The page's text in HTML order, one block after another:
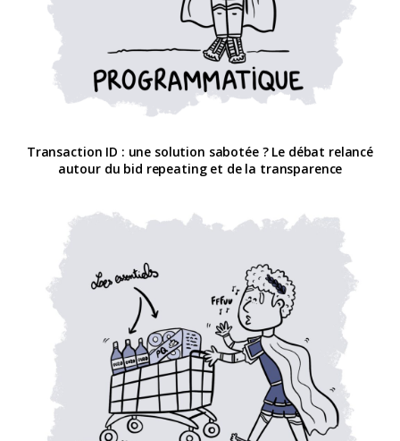
Transaction ID : une solution sabotée ? Le débat relancé
autour du bid repeating et de la transparence